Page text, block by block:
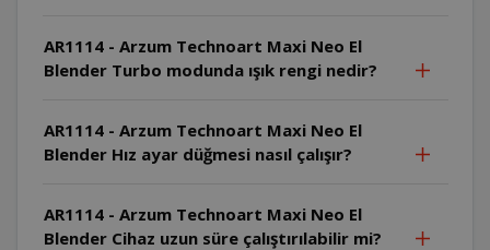
AR1114 - Arzum Technoart Maxi Neo El
Blender Turbo modunda ışık rengi nedir?
AR1114 - Arzum Technoart Maxi Neo El
Blender Hız ayar düğmesi nasıl çalışır?
AR1114 - Arzum Technoart Maxi Neo El
Blender Cihaz uzun süre çalıştırılabilir mi?